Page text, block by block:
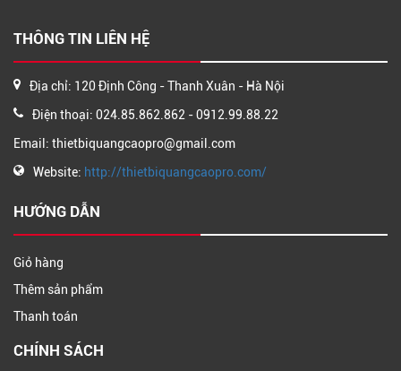
THÔNG TIN LIÊN HỆ
Địa chỉ: 120 Định Công - Thanh Xuân - Hà Nội
Điện thoại: 024.85.862.862 - 0912.99.88.22
Email: thietbiquangcaopro@gmail.com
Website: http://thietbiquangcaopro.com/
HƯỚNG DẪN
Giỏ hàng
Thêm sản phẩm
Thanh toán
CHÍNH SÁCH